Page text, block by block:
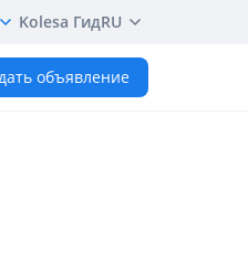
Kolesa ГидRU
объявление